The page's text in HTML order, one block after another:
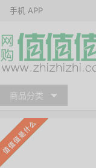
手机 APP
商品分类